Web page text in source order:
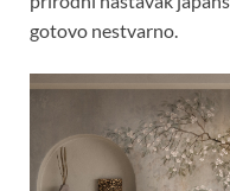
gotovo nestvarno.